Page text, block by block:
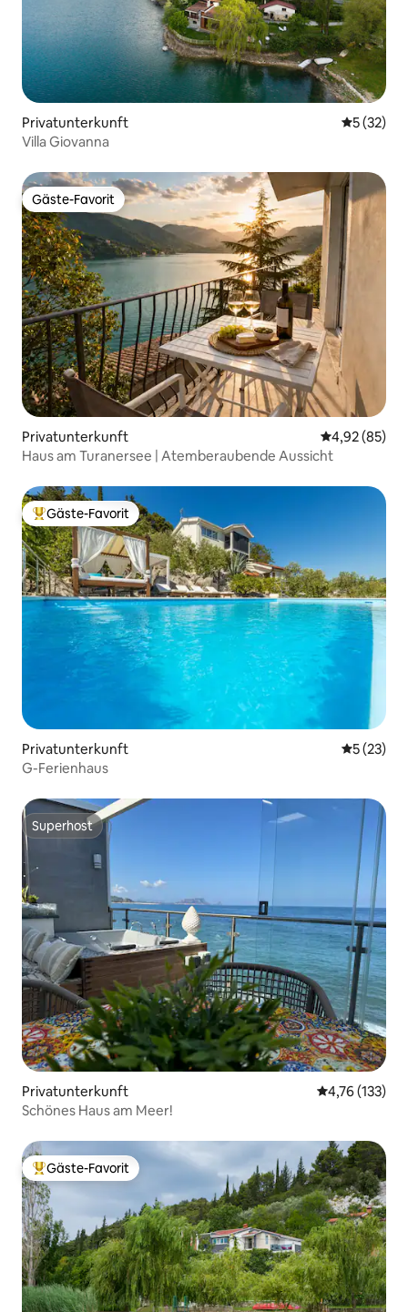
Privatunterkunft
5 (32)
Villa Giovanna
Gäste-Favorit
Gäste-Favorit
Privatunterkunft
4,92 (85)
Haus am Turanersee | Atemberaubende Aussicht
Beliebter Gäste-Favorit.
Gäste-Favorit
Privatunterkunft
5 (23)
G-Ferienhaus
Superhost
Superhost
Privatunterkunft
4,76 (133)
Schönes Haus am Meer!
Beliebter Gäste-Favorit.
Gäste-Favorit